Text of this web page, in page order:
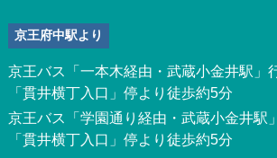
京王府中駅より
京王バス「一本木経由・武蔵小金井駅」
「貫井横丁入口」停より徒歩約5分
京王バス「学園通り経由・武蔵小金井駅
「貫井横丁入口」停より徒歩約5分